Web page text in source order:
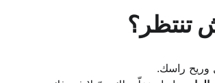
تنتظر؟
وريح راسك.